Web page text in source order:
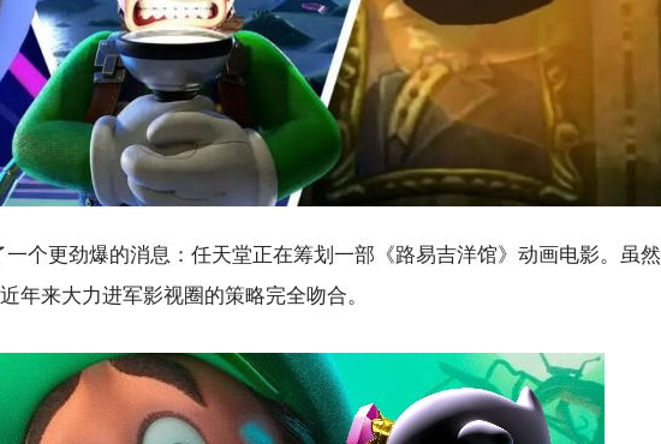
个更劲爆的消息：任天堂正在筹划一部《路易吉洋馆》动画电影。虽然
年来大力进军影视圈的策略完全吻合。